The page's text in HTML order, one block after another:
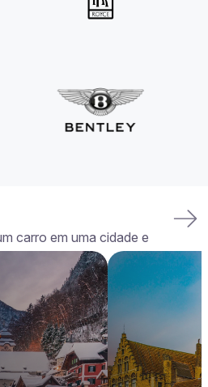
carro em uma cidade e